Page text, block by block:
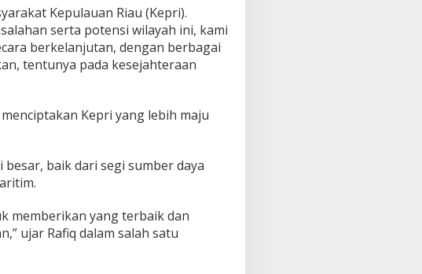
Kepulauan Riau (Kepri).
serta potensi wilayah ini, kami
berkelanjutan, dengan berbagai
tentunya pada kesejahteraan
Kepri yang lebih maju
baik dari segi sumber daya
memberikan yang terbaik dan
ujar Rafiq dalam salah satu